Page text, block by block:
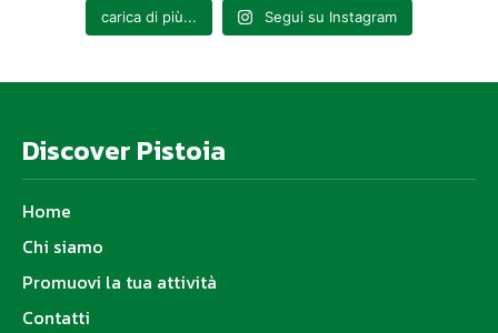
carica di più... Segui su Instagram
Discover Pistoia
Home
Chi siamo
Promuovi la tua attività
Contatti